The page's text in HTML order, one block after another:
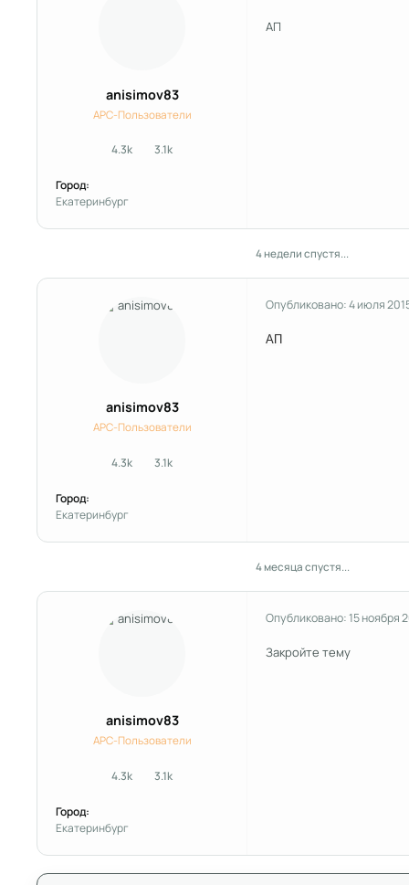
anisimov83
APC-Пользователи
4.3kсообщения
3.1kРепутация
Город:
Екатеринбург
АП
4 недели спустя...
anisimov83
APC-Пользователи
4.3kсообщения
3.1kРепутация
Город:
Екатеринбург
Опубликовано:4 июля
АП
4 месяца спустя...
anisimov83
APC-Пользователи
4.3kсообщения
3.1kРепутация
Город:
Екатеринбург
Опубликовано:15 ноября
Закройте тему